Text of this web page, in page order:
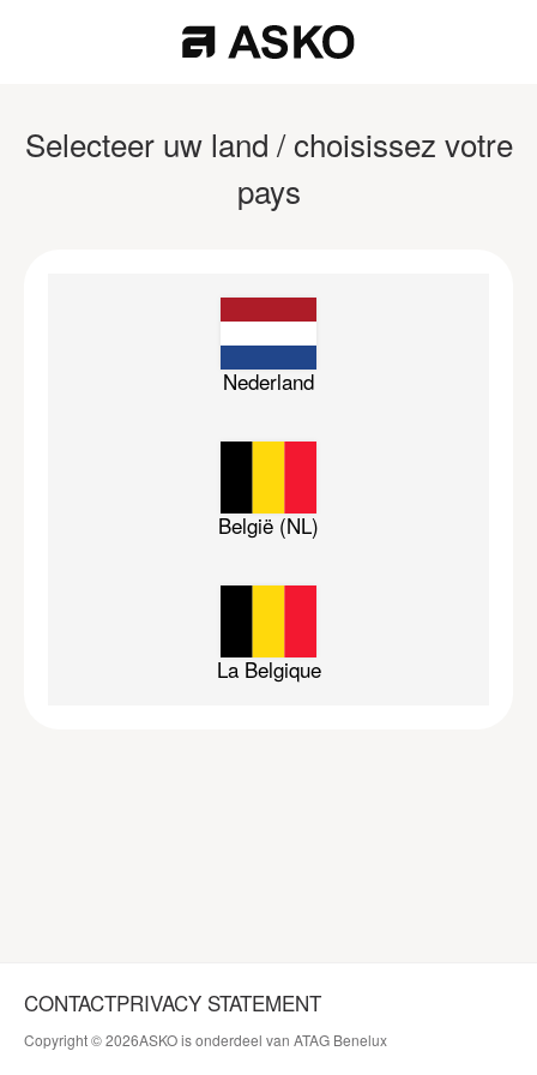
Selecteer uw land / choisissez votre
pays
Nederland
België (NL)
La Belgique
CONTACTPRIVACY STATEMENT
Copyright © 2026ASKO is onderdeel van ATAG Benelux